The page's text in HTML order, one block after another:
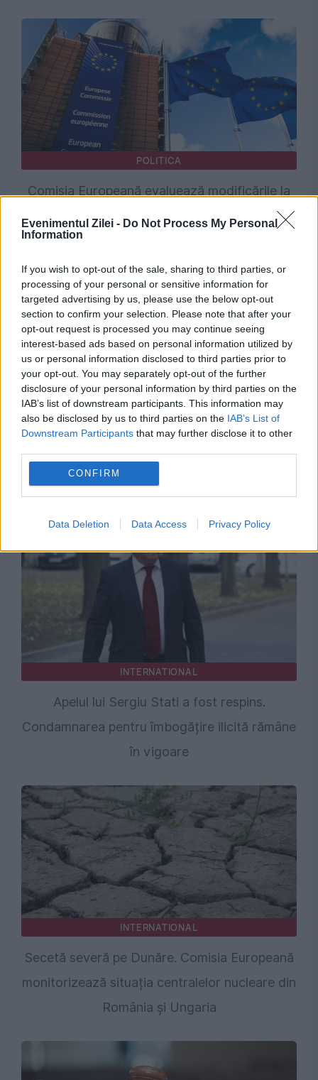
Evenimentul Zilei - Do Not Process My Personal
Information
If you wish to opt-out of the sale, sharing to third parties, or
processing of your personal or sensitive information for
targeted advertising by us, please use the below opt-out
section to confirm your selection. Please note that after your
opt-out request is processed you may continue seeing
interest-based ads based on personal information utilized by
us or personal information disclosed to third parties prior to
your opt-out. You may separately opt-out of the further
disclosure of your personal information by third parties on the
IAB’s list of downstream participants. This information may
also be disclosed by us to third parties on the IAB’s List of
Downstream Participants that may further disclose it to other
CONFIRM
Data Deletion Data Access Privacy Policy
POLITICA
Comisia Europeană evaluează modificările la
Legea decarbonizării. Ce se întâmplă cu
POLITICA
pierderea a 5,8 miliarde de euro din PNRR și a
deblocat 16,7 miliarde din SAFE
INTERNATIONAL
Apelul lui Sergiu Stati a fost respins.
Condamnarea pentru îmbogățire ilicită rămâne
în vigoare
INTERNATIONAL
Secetă severă pe Dunăre. Comisia Europeană
monitorizează situația centralelor nucleare din
România și Ungaria